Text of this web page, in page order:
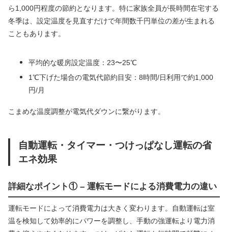
ら1,000円程度の節約となります。特に家族全員が長時間在宅する
冬季は、設定温度を見直すだけで年間数千円単位の差が生まれる
こともあります。
平均的な暖房設定温度：23〜25℃
1℃下げた場合の電気代節約目安：8時間/日利用で約1,000
円/月
こまめな温度調整が電気代ダウンに繋がります。
自動運転・タイマー・つけっぱなし運転の省
エネ効果
詳細なポイント① – 運転モードによる消費電力の違い
運転モードによって消費電力は大きく変わります。自動運転は室
温を検知して効率的にパワーを調整し、手動の強運転より電力消